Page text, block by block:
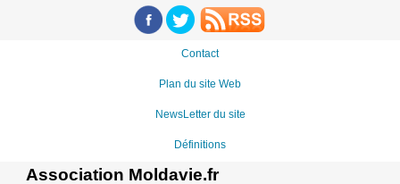
Contact
Plan du site Web
NewsLetter du site
Définitions
Association Moldavie.fr